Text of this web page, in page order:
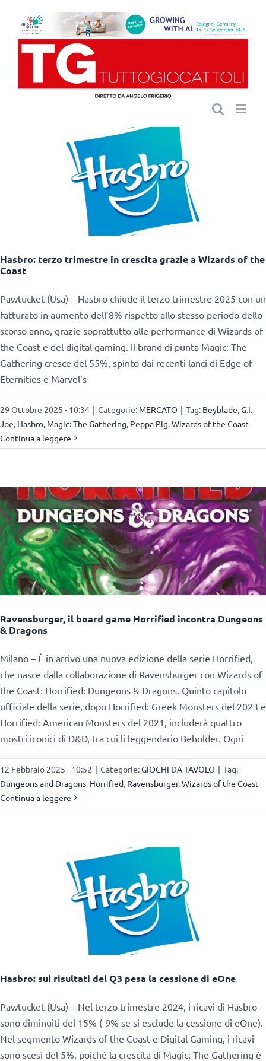
contenuto
Hasbro: terzo trimestre in crescita grazie a Wizards of the
Coast
Pawtucket (Usa) – Hasbro chiude il terzo trimestre 2025 con un
fatturato in aumento dell’8% rispetto allo stesso periodo dello
scorso anno, grazie soprattutto alle performance di Wizards of
the Coast e del digital gaming. Il brand di punta Magic: The
Gathering cresce del 55%, spinto dai recenti lanci di Edge of
Eternities e Marvel’s
29 Ottobre 2025 - 10:34 | Categorie: MERCATO | Tag: Beyblade G.I.
Joe Hasbro Magic: The Gathering Peppa Pig Wizards of the Coast
Continua a leggere
Ravensburger, il board game Horrified incontra Dungeons
& Dragons
Milano – È in arrivo una nuova edizione della serie Horrified,
che nasce dalla collaborazione di Ravensburger con Wizards of
the Coast: Horrified: Dungeons & Dragons. Quinto capitolo
ufficiale della serie, dopo Horrified: Greek Monsters del 2023 e
Horrified: American Monsters del 2021, includerà quattro
mostri iconici di D&D, tra cui li leggendario Beholder. Ogni
12 Febbraio 2025 - 10:52 | Categorie:GIOCHI DA TAVOLO | Tag:
Dungeons and Dragons, Horrified, Ravensburger,Wizards of the Coast
Continua a leggere
Hasbro: sui risultati del Q3 pesa la cessione di eOne
Pawtucket (Usa) – Nel terzo trimestre 2024, i ricavi di Hasbro
sono diminuiti del 15% (-9% se si esclude la cessione di eOne).
Nel segmento Wizards of the Coast e Digital Gaming, i ricavi
sono scesi del 5%, poiché la crescita di Magic: The Gathering è